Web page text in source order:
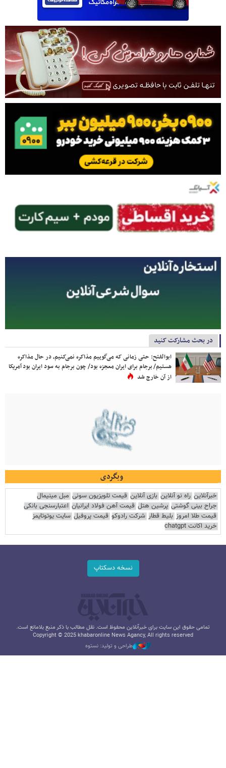
در بحث مشارکت کنید
ابوالفتح: حتی زمانی که می‌گوییم مذاکره نمی‌کنیم، در حال مذاکره
هستیم/ برجام برای ایران معجزه بود/ چون برجام به سود ایران بود آمریکا
از آن خارج شد
وبگردی
خبرآنلاین راه نو آنلاین بازی آنلاین قیمت تلویزیون سونی مبل مینیمال
جراح بینی گوشتی پرشین هتل قیمت آهن فولاد ایرانیان اعتبارسنجی بانکی
قیمت طلا امروز بلیط قطار شرکت رادوکو قیمت پروفیل سایت یوتوتایمز
خرید اکانت chatgpt
نسخه دسکتاپ
تمامی حقوق این سایت برای خبرآنلاین محفوظ است. نقل مطالب با ذکر منبع بلامانع است.
Copyright © 2025 khabaronline News Agancy, All rights reserved
طراحی و تولید: نستوه